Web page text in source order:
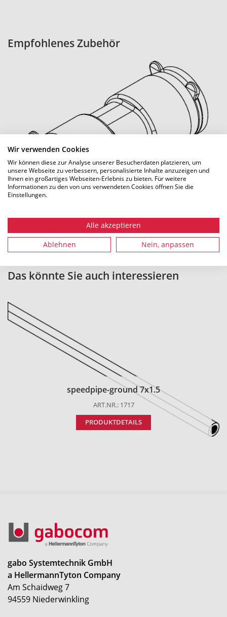
Wir verwenden Cookies
Wir können diese zur Analyse unserer Besucherdaten platzieren, um
unsere Webseite zu verbessern, personalisierte Inhalte anzuzeigen und
Ihnen ein großartiges Webseiten-Erlebnis zu bieten. Für weitere
Informationen zu den von uns verwendeten Cookies öffnen Sie die
Einstellungen.
Alle akzeptieren
Ablehnen Nein, anpassen
Empfohlenes Zubehör
ART.NR.: 2272
PRODUKTDETAILS
Das könnte Sie auch interessieren
speedpipe-ground 7x1.5
ART.NR.: 1717
PRODUKTDETAILS
gabo Systemtechnik GmbH
a HellermannTyton Company
Am Schaidweg 7
94559 Niederwinkling